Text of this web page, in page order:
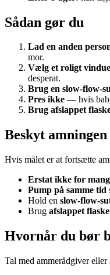
Sådan gør du
Lad en anden
mor.
Vælg et roligt vindue
desperat.
Brug en slow-flow-
Pres ikke — hvis
Brug afslappet
Beskyt amningen
Hvis målet er at fortsætte
Erstat ikke for
Pump på samme tid
Hold en slow-flow-
Brug afslappet
Hvornår du bør
Tal med ammerådgiver eller